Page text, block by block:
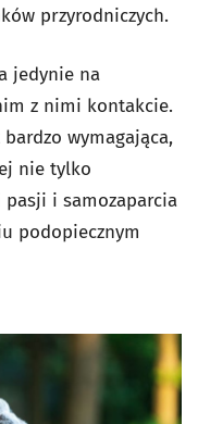
przyrodniczych.
jedynie na
z nimi kontakcie.
wymagająca,
nie tylko
i samozaparcia
podopiecznym